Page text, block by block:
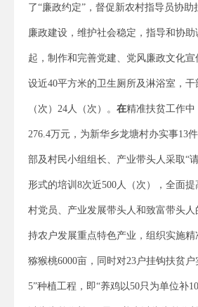
了“廉政约定”，督促新农村指导员协
廉政建设，维护社会稳定，指导和协
起，制作和完善党建、党风廉政文化宣
设近40平方米的卫生厕所及淋浴室，
（次）24人（次）。 在精准扶贫工作
276.4万元，为新华乡龙塘村办实事13
部及村民小组组长、产业带头人采取“
形式的培训8次近500人（次），全面提
村党员、产业发展带头人和致富带头
持农户发展重点特色产业，组织实施
猕猴桃6000亩，同时对23户挂钩扶贫户
5”种植工程，即“养鸡以50只为单位补